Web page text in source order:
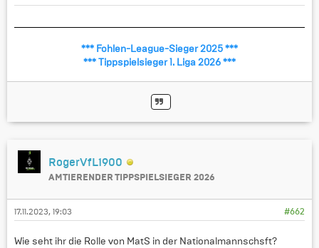
*** Fohlen-League-Sieger 2025 ***
*** Tippspielsieger 1. Liga 2026 ***
RogerVfL1900
AMTIERENDER TIPPSPIELSIEGER 2026
#662
17.11.2023, 19:03
Wie seht ihr die Rolle von MatS in der Nationalmannschsft?